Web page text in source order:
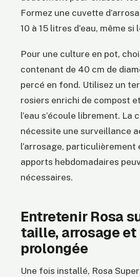
Formez une cuvette
10 à 15 litres d’eau, même si
Pour une culture en pot,
contenant de 40 cm de
percé en fond. Utilisez un
rosiers enrichi de compost
l’eau s’écoule librement. La
nécessite une surveillance
l’arrosage, particulièrement
apports hebdomadaires
nécessaires.
Entretenir Rosa
taille, arrosage
prolongée
Une fois installé, Rosa